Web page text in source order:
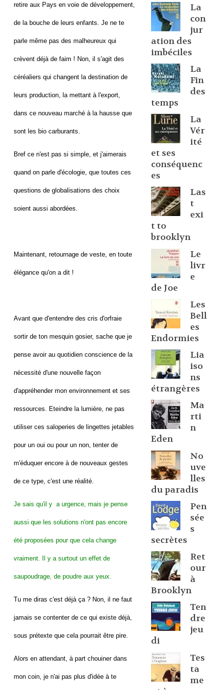
retire aux Pays en voie de développement,
de la bouche de leurs enfants. Je ne te
parle même pas des malheureux qui
crèvent déjà de faim ! Non, il s'agit des
céréaliers qui changent la destination de
leurs production, la mettant à l'export,
dans ce nouveau marché à la hausse que
sont les bio carburants.
Bref ce n'est pas si simple, et j'aimerais
quand on parle d'écologie, que toutes ces
questions de globalisations des choix
soient aussi abordées.
Maintenant, retournage de veste, en toute
élégance qu'on a dit !
Avant que d'entendre des cris d'orfraie
sortir de ton mesquin gosier, sache que je
pense avoir au quotidien conscience de la
nécessité d'une nouvelle façon
d'appréhender mon environnement et ses
ressources. Eteindre la lumière, ne pas
utiliser ces saloperies de lingettes jetables
pour un oui ou pour un non, tenter de
m'éduquer encore à de nouveaux gestes
de ce type, c'est une réalité.
Je sais qu'il y a urgence, mais je pense
aussi que les solutions n'ont pas encore
été proposées pour que cela change
vraiment. Il y a surtout un effet de
saupoudrage, de poudre aux yeux.
Tu me diras c'est déjà ça ? Non, il ne faut
jamais se contenter de ce qui existe déjà,
sous prétexte que cela pourrait être pire.
Alors en attendant, à part chouiner dans
mon coin, je n'ai pas plus d'idée à te
La
con
jur
ation des
imbéciles
La
Fin
des
temps
La
Vér
ité
et ses
conséquenc
es
Las
t
exi
t to
brooklyn
Le
livr
e
de Joe
Les
Bell
es
Endormies
Lia
iso
ns
étrangères
Ma
rti
n
Eden
No
uve
lles
du paradis
Pen
sée
s
secrètes
Ret
our
à
Brooklyn
Ten
dre
jeu
di
Tes
ta
me